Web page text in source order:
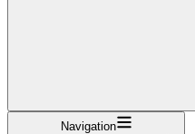
Navigation